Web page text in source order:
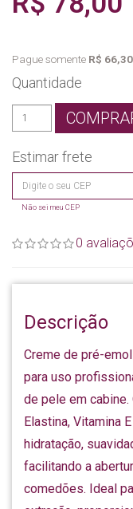
Pague somente R$ 66,30
Quantidade
Estimar frete
Não sei meu CEP
0
Descrição
Creme de pré-
para uso
de pele em
Elastina, Vitamina
hidratação,
facilitando a
comedões. Ideal